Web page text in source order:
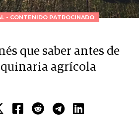
- CONTENIDO PATROCINADO
que saber antes de
agrícola